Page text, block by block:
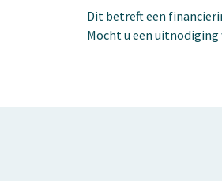
Dit betreft een
Mocht u een